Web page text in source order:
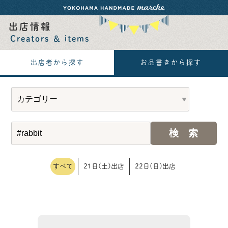
出店情報
Creators ＆ items
出店者から探す お品書きから探す
すべて 21日(土)出店 22日(日)出店